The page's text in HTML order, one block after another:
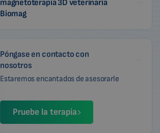
magnetoterapia 3D veterinaria
Biomag
Póngase en contacto con
nosotros
Estaremos encantados de asesorarle
Pruebe la terapia